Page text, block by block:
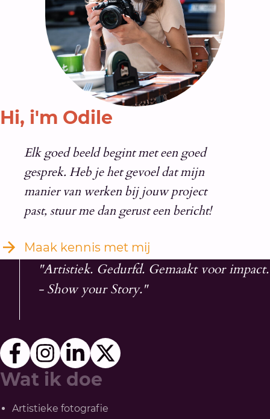
Hi, i'm Odile
Elk goed beeld begint met een goed
gesprek. Heb je het gevoel dat mijn
manier van werken bij jouw project
past, stuur me dan gerust een bericht!
Maak kennis met mij
"Artistiek. Gedurfd. Gemaakt voor impact.
- Show your Story."
Wat ik doe
Artistieke fotografie